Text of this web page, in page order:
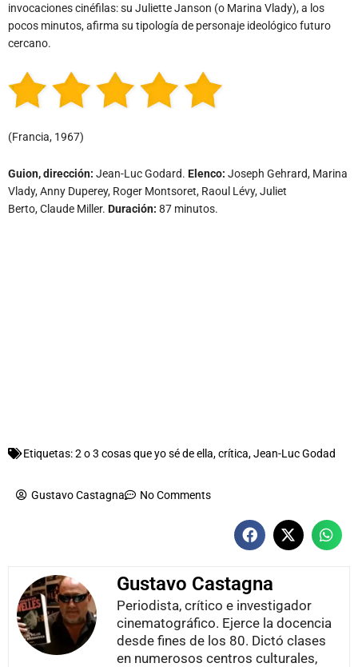
invocaciones cinéfilas: su Juliette Janson (o Marina Vlady), a los
pocos minutos, afirma su tipología de personaje ideológico futuro
cercano.
(Francia, 1967)
Guion, dirección: Jean-Luc Godard. Elenco: Joseph Gehrard, Marina
Vlady, Anny Duperey, Roger Montsoret, Raoul Lévy, Juliet
Berto, Claude Miller. Duración: 87 minutos.
Etiquetas:2 o 3 cosas que yo sé de ella,crítica,Jean-Luc Godad
Gustavo Castagna No Comments
Gustavo Castagna
Periodista, crítico e investigador
cinematográfico. Ejerce la docencia
desde fines de los 80. Dictó clases
en numerosos centros culturales,